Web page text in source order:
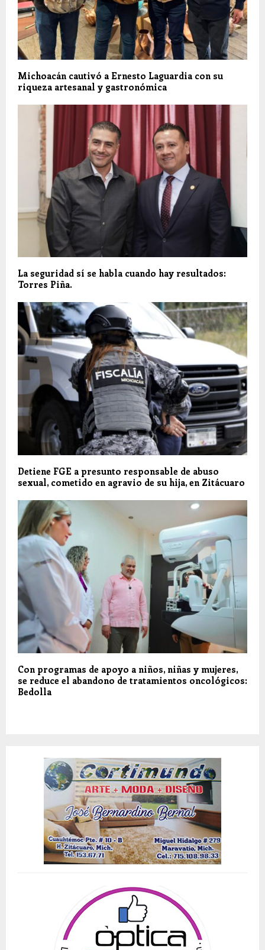
Michoacán cautivó a Ernesto Laguardia con su
riqueza artesanal y gastronómica
La seguridad sí se habla cuando hay resultados:
Torres Piña.
Detiene FGE a presunto responsable de abuso
sexual, cometido en agravio de su hija, en Zitácuaro
Con programas de apoyo a niños, niñas y mujeres,
se reduce el abandono de tratamientos oncológicos:
Bedolla